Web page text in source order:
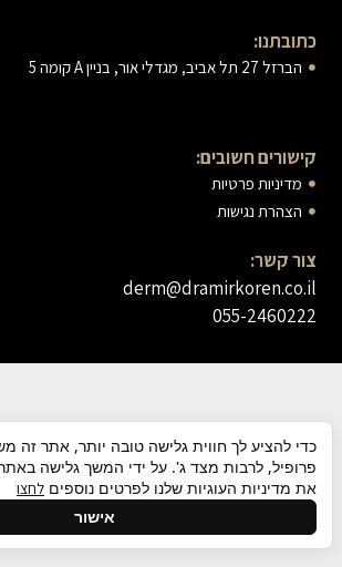
כתובתנו:
הברזל 27 תל אביב, מגדלי אור, בניין A קומה 5
קישורים חשובים:
מדיניות פרטיות
הצהרת נגישות
צור קשר:
derm@dramirkoren.co.il
055-2460222
גלילה
לראש
כדי להציע לך חווית גלישה טובה יותר, אתר זה
פרופיל, לרבות מצד ג'. על ידי המשך גלישה
את מדיניות העוגיות שלנו לפרטים נוספים לחצו
אישור